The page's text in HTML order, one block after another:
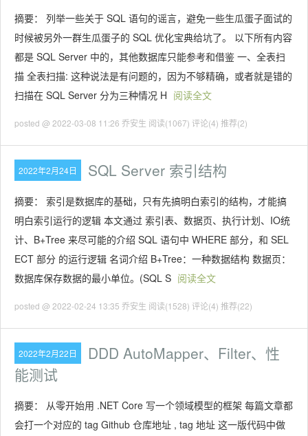
摘要： 列举一些关于 SQL 语句的谣言，避免一些生瓜蛋子面试的
时候被另外一群生瓜蛋子的 SQL 优化宝典给坑了。 以下所有内容
都是 SQL Server 中的，其他数据库只能参考和借鉴 一、全表扫
描 全表扫描: 这种说法是有问题的，因为不够精确，或者就是错的
扫描在 SQL Server 分为三种情况 H 阅读全文
posted @ 2022-03-08 11:26 乔安生 阅读(1067) 评论(4) 推荐(2)
2022年2月24日 SQL Server 索引结构
摘要： 索引是数据库的基础，只有先搞明白索引的结构，才能搞
明白索引运行的逻辑 本文通过 索引表、数据页、执行计划、IO统
计、B+Tree 来尽可能的介绍 SQL 语句中 WHERE 部分，和 SEL
ECT 部分 的运行逻辑 名词介绍 B+Tree：一种数据结构 数据页：
数据库保存数据的最小单位。(SQL S 阅读全文
posted @ 2022-02-24 13:35 乔安生 阅读(1528) 评论(4) 推荐(22)
2022年2月22日
DDD AutoMapper、Filter、性
能测试
摘要： 从零开始用 .NET Core 写一个领域模型的框架 每篇文章都
会打一个对应的 tag Github 仓库地址 , tag 地址 这一版代码中做